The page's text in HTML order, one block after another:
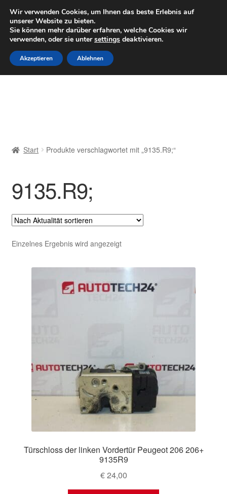
LIEFERUNG ab 6 EUR
Mo–Fr 9–16 Uhr · 0175 7465658
Zur
Navigation
springen
Zum
Inhalt
springen
Datenschutz-Bestimmungen
Impressum
Kasse
Kontakt
Weltweiter Versand
Zahlungen
Start Produkte verschlagwortet mit „9135.R9;“
9135.R9;
Einzelnes Ergebnis wird angezeigt
Türschloss der linken Vordertür Peugeot 206 206+
9135R9
€24,00
Wir verwenden Cookies, um Ihnen das beste Erlebnis auf
unserer Website zu bieten.
Sie können mehr darüber erfahren, welche Cookies wir
verwenden, oder sie untersettings deaktivieren.
Akzeptieren Ablehnen